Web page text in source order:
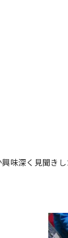
味深く見聞き